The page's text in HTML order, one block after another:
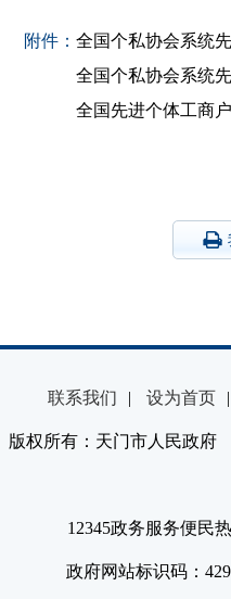
附件： 全国个私协会系统
全国个私协会系统
全国先进个体工商
联系我们 | 设为首页 |
版权所有：天门市人民政
12345政务服务便民
政府网站标识码：